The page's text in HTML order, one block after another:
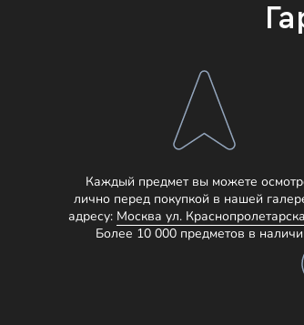
Каждый предмет вы можете
лично перед покупкой в нашей
адресу: Москва ул.
Более 10 000 предметов в